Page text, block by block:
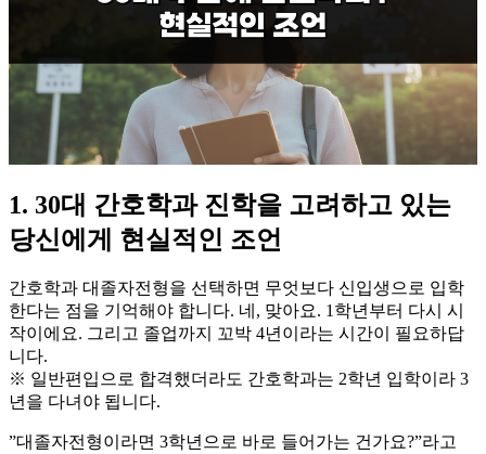
1. 30대 간호학과 진학을 고려하고 있는
당신에게 현실적인 조언
간호학과 대졸자전형을 선택하면 무엇보다 신입생으로 입학
한다는 점을 기억해야 합니다. 네, 맞아요. 1학년부터 다시 시
작이에요. 그리고 졸업까지 꼬박 4년이라는 시간이 필요하답
니다.
※ 일반편입으로 합격했더라도 간호학과는 2학년 입학이라 3
년을 다녀야 됩니다.
​”대졸자전형이라면 3학년으로 바로 들어가는 건가요?”라고